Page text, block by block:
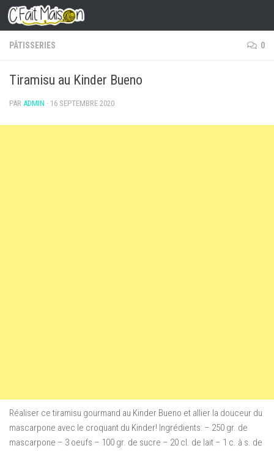
Skip to content
PÂTISSERIES 0
Tiramisu au Kinder Bueno
PAR ADMIN · 16 SEPTEMBRE 2020
Réaliser ce tiramisu gourmand au Kinder Bueno et allier la douceur du
mascarpone avec le croquant du Kinder! Ingrédients: – 250 gr. de
mascarpone – 3 oeufs – 100 gr. de sucre – 20 cl. de lait – 1 c. à s. de